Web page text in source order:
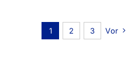
1 2 3 Vor